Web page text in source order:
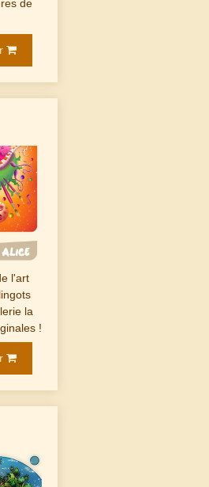
de
l'art
la
!